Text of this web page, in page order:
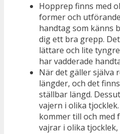
Hopprep finns med
former och
handtag som känns
dig ett bra grepp.
lättare och lite
har vadderade
När det gäller själva
längder, och det
ställbar längd.
vajern i olika
kommer till och med
vajrar i olika